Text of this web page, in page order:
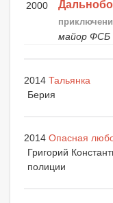
2000
майор ФСБ
2014 Тальянка
Берия
2014 Опасная
Григорий
полиции